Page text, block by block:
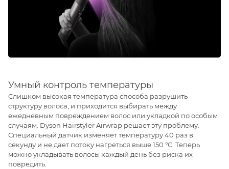
Умный контроль температуры
Слишком высокая температура способа разрушить
структуру волоса, и приходится выбирать между
ежедневным повреждением волос или укладкой по особым
случаям. Dyson Hairstyler Airwrap решает эту проблему.
Специальный датчик изменяет температуру 40 раз в
секунду и не дает потоку нагреться выше 150 °C. Теперь
можно укладывать волосы каждый день без риска их
повредить.